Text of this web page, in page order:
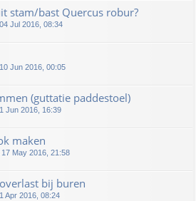
stam/bast Quercus robur?
04 Jul 2016, 08:34
10 Jun 2016, 00:05
(guttatie paddestoel)
Jun 2016, 16:39
maken
17 May 2016, 21:58
bij buren
Apr 2016, 08:24